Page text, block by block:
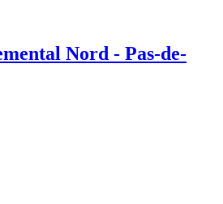
Nord - Pas-de-